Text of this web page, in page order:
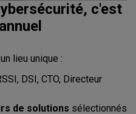
c'est
lieu unique :
DSI, CTO, Directeur
de solutions sélectionnés